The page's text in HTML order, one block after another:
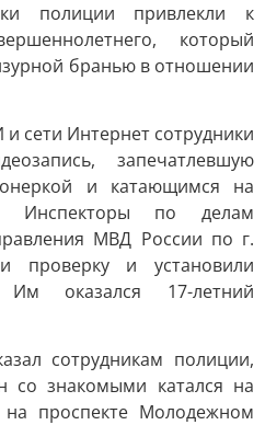
полиции привлекли к
который
бранью в отношении
сети Интернет сотрудники
запечатлевшую
и катающимся на
Инспекторы по делам
МВД России по г.
проверку и установили
Им оказался 17-летний
сотрудникам полиции,
знакомыми катался на
на проспекте Молодежном